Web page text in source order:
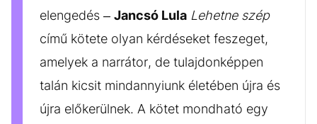
elengedés – Jancsó Lula Lehetne szép
című kötete olyan kérdéseket feszeget,
amelyek a narrátor, de tulajdonképpen
talán kicsit mindannyiunk életében újra és
újra előkerülnek. A kötet mondható egy